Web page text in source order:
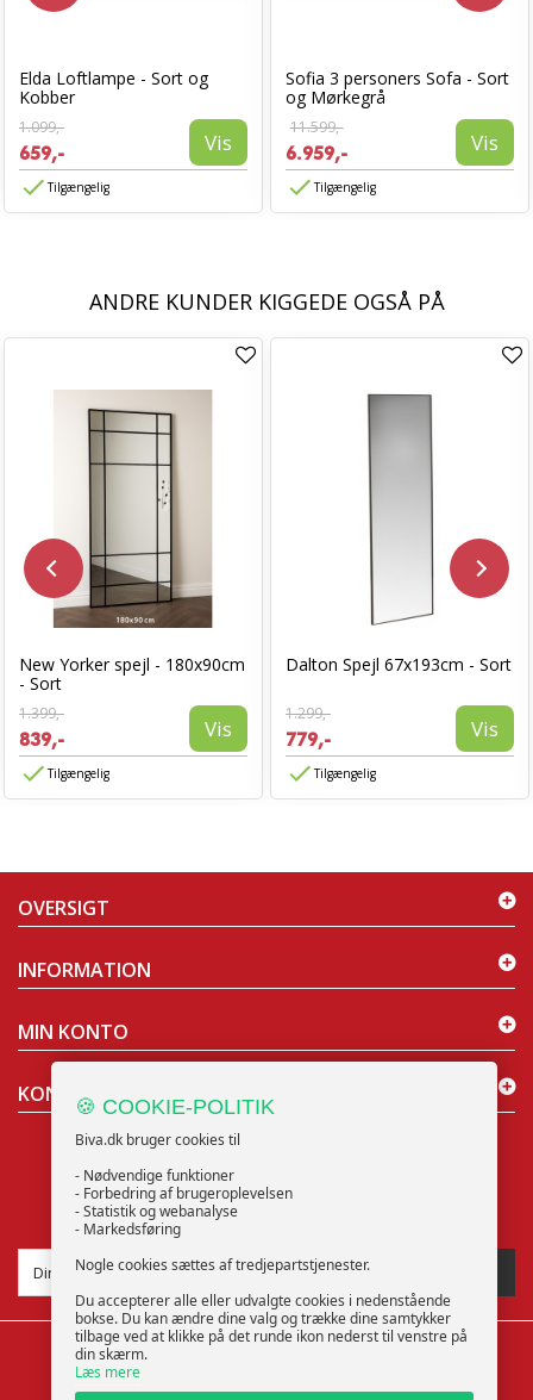
Elda Loftlampe - Sort og
Kobber
1.099,-
659,- Vis
Tilgængelig
Sofia 3 personers Sofa - Sort
og Mørkegrå
11.599,-
6.959,- Vis
Tilgængelig
ANDRE KUNDER KIGGEDE OGSÅ PÅ
New Yorker spejl - 180x90cm
- Sort
1.399,-
839,- Vis
Tilgængelig
Dalton Spejl 67x193cm - Sort
1.299,-
779,- Vis
Tilgængelig
OVERSIGT
INFORMATION
MIN KONTO
KONTAKT OS
NYHEDSBREV
🍪 COOKIE-POLITIK
Biva.dk bruger cookies til
- Nødvendige funktioner
- Forbedring af brugeroplevelsen
- Statistik og webanalyse
- Markedsføring
Nogle cookies sættes af tredjepartstjenester.
Du accepterer alle eller udvalgte cookies i nedenstående
bokse. Du kan ændre dine valg og trække dine samtykker
tilbage ved at klikke på det runde ikon nederst til venstre på
din skærm.
Læs mere